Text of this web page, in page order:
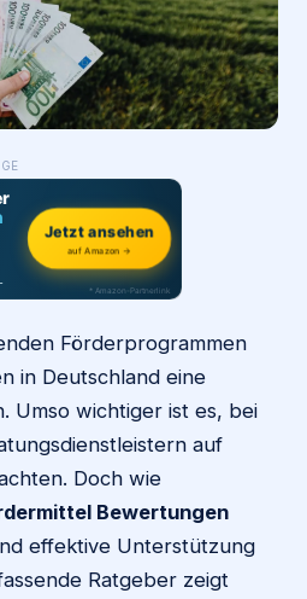
Login
Jetzt ansehen
auf Amazon →
* Amazon-Partnerlink
Förderprogrammen
in Deutschland eine
Umso wichtiger ist es, bei
auf
Doch wie
Bewertungen
effektive Unterstützung
Ratgeber zeigt